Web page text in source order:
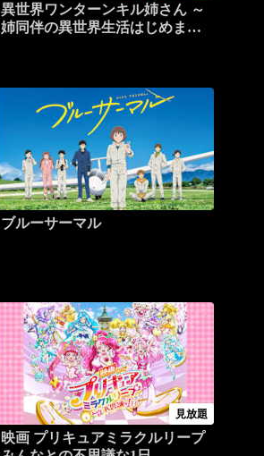
異世界ワンターンキル姉さん ～
姉同伴の異世界生活はじめまし
ブルーサーマル
見放題
映画 プリキュアミラクルリープ